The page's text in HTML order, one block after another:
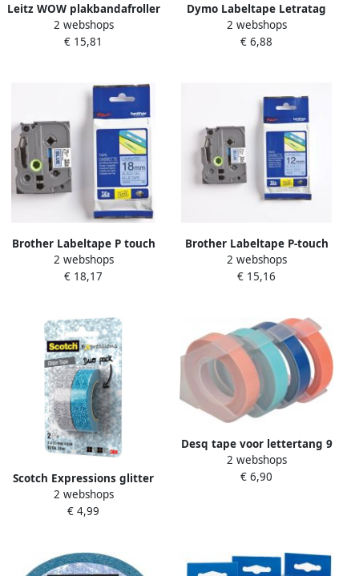
Leitz WOW plakbandafroller
ijsblauw
2 webshops
€ 15,81
Dymo Labeltape Letratag
91205 plasticl12mm zwart
op blauw
2 webshops
€ 6,88
Brother Labeltape P touch
TZE541 18mm zwart op
blauw
2 webshops
€ 18,17
Brother Labeltape P-touch
TZE531 12mm zwart op
blauw
2 webshops
€ 15,16
Scotch Expressions glitter
tape 15 mm x 5 m blister
met 2 stuks in
2 webshops
€ 4,99
Desq tape voor lettertang 9
mm trendy blister van 4
kleuren
2 webshops
€ 6,90